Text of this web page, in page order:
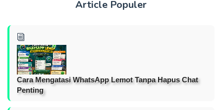
Article Populer
Cara Mengatasi WhatsApp Lemot Tanpa Hapus Chat
Penting